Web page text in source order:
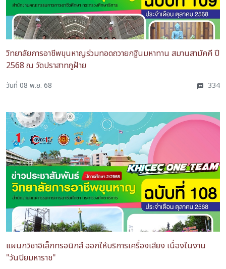
วิทยาลัยการอาชีพขุนหาญร่วมทอดถวายกฐินมหาทาน สมานสามัคคี ปี
2568 ณ วัดปราสาทภูฝ้าย
วันที่ 08 พ.ย. 68 334
แผนกวิชาอิเล็กทรอนิกส์ ออกให้บริการเครื่องเสียง เนื่องในงาน
"วันปิยมหาราช"